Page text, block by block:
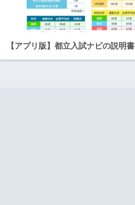
【アプリ版】都立入試ナビの説明書